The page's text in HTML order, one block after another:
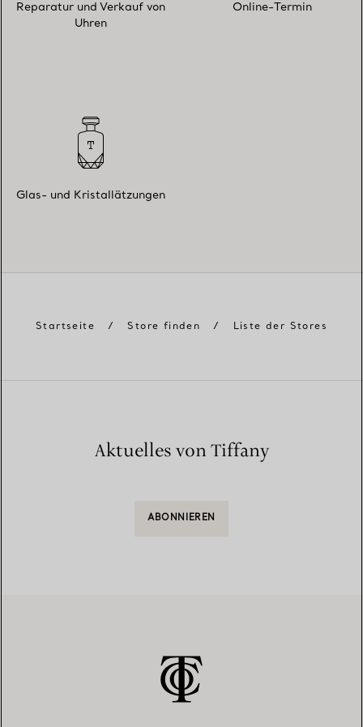
Reparatur und Verkauf von
Uhren
Online-Termin
Glas- und Kristallätzungen
Startseite / Store finden / Liste der Stores
Aktuelles von Tiffany
ABONNIEREN